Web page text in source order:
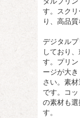
す。スク
り、高品
デジタル
しており
す。プリ
ージが大
さい。素
です。コ
の素材も
す。